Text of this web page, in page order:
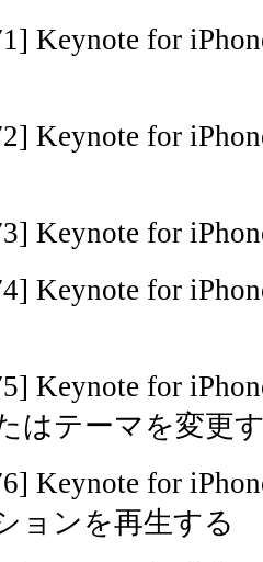
] Keynote for
] Keynote for
] Keynote for
] Keynote for
] Keynote for
はテーマを変更
] Keynote for
ョンを再生する